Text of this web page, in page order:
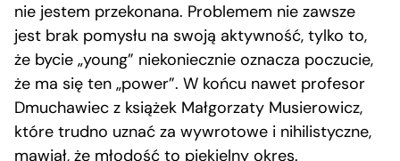
nie jestem przekonana. Problemem nie zawsze
jest brak pomysłu na swoją aktywność, tylko to,
że bycie „young” niekoniecznie oznacza poczucie,
że ma się ten „power”. W końcu nawet profesor
Dmuchawiec z książek Małgorzaty Musierowicz,
które trudno uznać za wywrotowe i nihilistyczne,
mawiał, że młodość to piekielny okres.